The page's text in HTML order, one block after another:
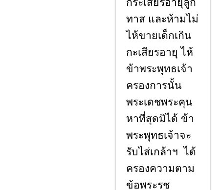
ทาส และห้ามไม่
ไห้ขายเด็กเกิน
กะเสียรอายุ ไห้
ข้าพระพุทธเจ้า
ครองการนั้น
พระเดชพระคุน
หาที่สุดมิได้ ข้า
พระพุทธเจ้าจะ
รับไส่เกล้าฯ ได้
ครองความตาม
ข้อพระรช